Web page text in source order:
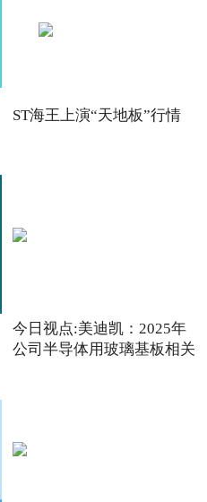
ST海王上演“天地板”行情
今日视点:美迪凯：2025年
公司半导体用玻璃基板相关